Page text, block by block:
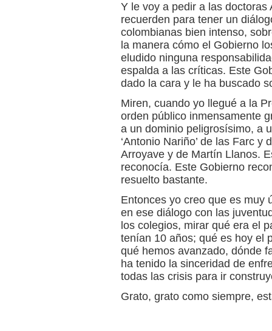
Y le voy a pedir a las doctoras
recuerden para tener un
colombianas bien intenso,
la manera cómo el Gobierno
eludido ninguna
espalda a las críticas. Este
dado la cara y le ha buscado
Miren, cuando yo llegué a la
orden público inmensamente
a un dominio peligrosísimo, a
‘Antonio Nariño’ de las Farc
Arroyave y de Martín Llanos.
reconocía. Este Gobierno
resuelto bastante.
Entonces yo creo que es muy
en ese diálogo con las
los colegios, mirar qué era el
tenían 10 años; qué es hoy el
qué hemos avanzado, dónde
ha tenido la sinceridad de
todas las crisis para ir
Grato, grato como siempre,